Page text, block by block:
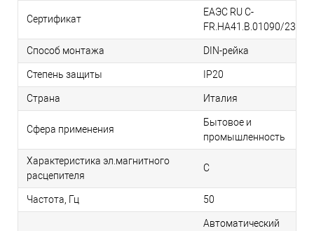
Сертификат
ЕАЭС RU С-
FR.НА41.В.01090/23
Способ монтажа DIN-рейка
Степень защиты IP20
Страна Италия
Сфера применения
Бытовое и
промышленность
Характеристика эл.магнитного
расцепителя
C
Частота, Гц 50
Автоматический